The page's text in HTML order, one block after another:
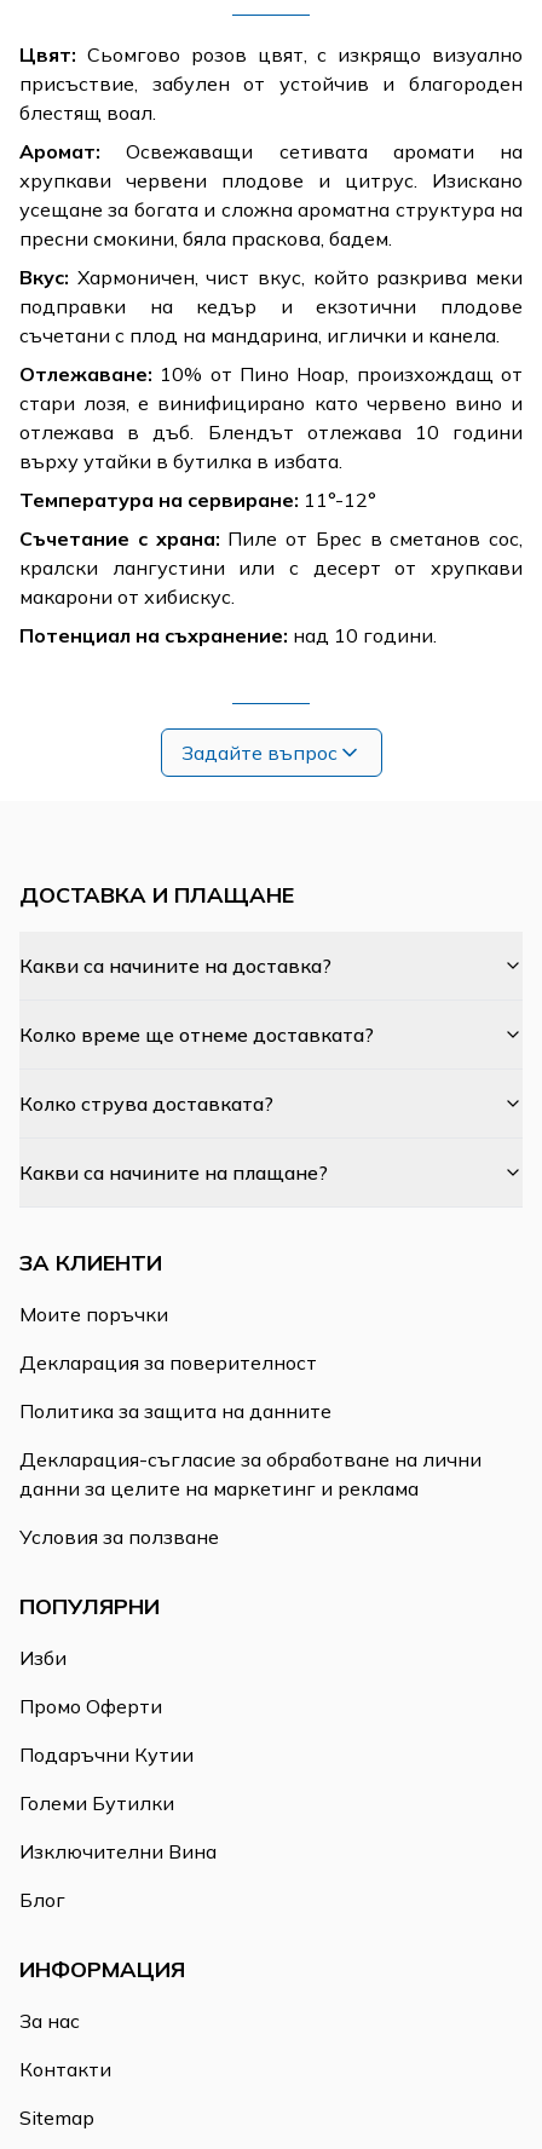
Цвят: Сьомгово розов цвят, с изкрящо визуално
присъствие, забулен от устойчив и благороден
блестящ воал.
Аромат: Освежаващи сетивата аромати на
хрупкави червени плодове и цитрус. Изискано
усещане за богата и сложна ароматна структура на
пресни смокини, бяла праскова, бадем.
Вкус: Хармоничен, чист вкус, който разкрива меки
подправки на кедър и екзотични плодове
съчетани с плод на мандарина, иглички и канела.
Отлежаване: 10% от Пино Ноар, произхождащ от
стари лозя, e винифицирано като червено вино и
отлежава в дъб. Блендът отлежава 10 години
върху утайки в бутилка в избата.
Температура на сервиране: 11°-12°
Съчетание с храна: Пиле от Брес в сметанов сос,
кралски лангустини или с десерт от хрупкави
макарони от хибискус.
Потенциал на съхранение: над 10 години.
Задайте въпрос
ДОСТАВКА И ПЛАЩАНЕ
Какви са начините на доставка?
Колко време ще отнеме доставката?
Колко струва доставката?
Какви са начините на плащане?
ЗА КЛИЕНТИ
Моите поръчки
Декларация за поверителност
Политика за защита на данните
Декларация-съгласие за обработване на лични
данни за целите на маркетинг и реклама
Условия за ползване
ПОПУЛЯРНИ
Изби
Промо Оферти
Подаръчни Кутии
Големи Бутилки
Изключителни Вина
Блог
ИНФОРМАЦИЯ
За нас
Контакти
Sitemap